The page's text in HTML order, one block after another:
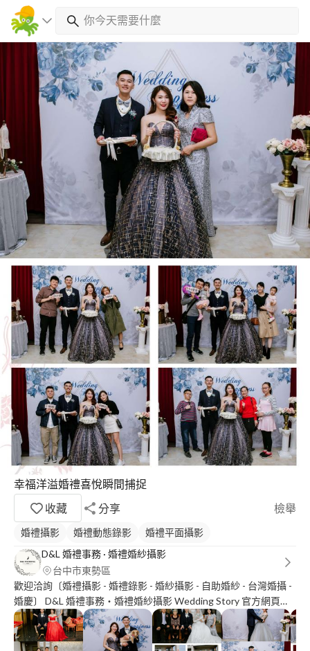
幸福洋溢婚禮喜悅瞬間捕捉
收藏
分享 檢舉
婚禮攝影 婚禮動態錄影
婚禮平面攝影
D&L 婚禮事務 · 婚禮婚紗攝影
台中市東勢區
歡迎洽詢〔婚禮攝影 - 婚禮錄影 - 婚紗攝影 - 自助婚紗 - 台灣婚攝 -
婚慶〕 D&L 婚禮事務‧婚禮婚紗攝影 Wedding Story 官方網頁：
https://goo.gl/UxUr5T 粉絲專頁：https://goo.gl/Fuxmau
Instagram：https://goo.gl/6HoQKi Youtube：
https://goo.gl/D6uhUk Flickr：https://goo.gl/SJ6bjs 檔期詢問：